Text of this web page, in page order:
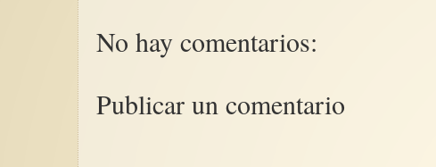
No hay comentarios:
Publicar un comentario